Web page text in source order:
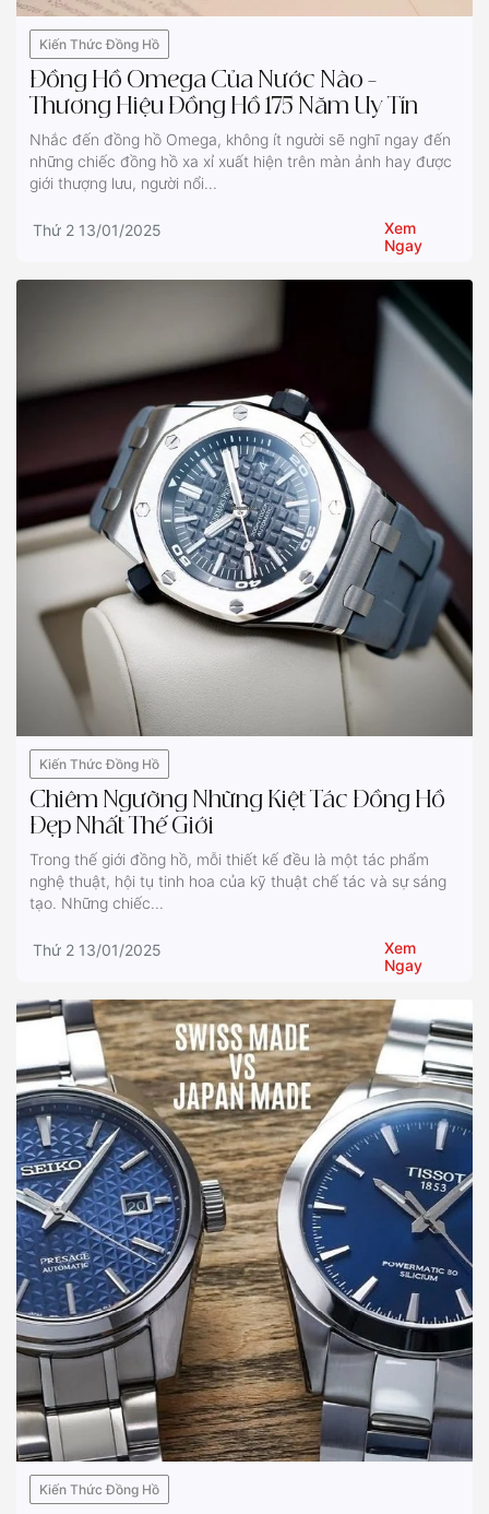
Kiến Thức Đồng Hồ
Đồng Hồ Omega Của Nước Nào –
Thương Hiệu Đồng Hồ 175 Năm Uy Tín
Nhắc đến đồng hồ Omega, không ít người sẽ nghĩ ngay đến
những chiếc đồng hồ xa xỉ xuất hiện trên màn ảnh hay được
giới thượng lưu, người nổi...
Thứ 2 13/01/2025
Xem
Ngay
Kiến Thức Đồng Hồ
Chiêm Ngưỡng Những Kiệt Tác Đồng Hồ
Đẹp Nhất Thế Giới
Trong thế giới đồng hồ, mỗi thiết kế đều là một tác phẩm
nghệ thuật, hội tụ tinh hoa của kỹ thuật chế tác và sự sáng
tạo. Những chiếc...
Thứ 2 13/01/2025
Xem
Ngay
Kiến Thức Đồng Hồ